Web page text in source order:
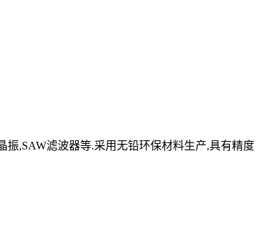
振,SAW滤波器等.采用无铅环保材料生产,具有精度